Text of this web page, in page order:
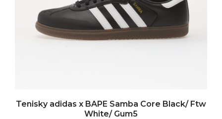
Tenisky adidas x BAPE Samba Core Black/ Ftw
White/ Gum5